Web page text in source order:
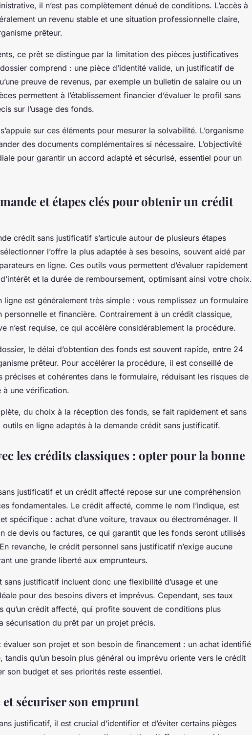
il n’est pas complètement dénué de conditions. L’accès à
un revenu stable et une situation professionnelle claire,
prêteur.
ce prêt se distingue par la limitation des pièces justificatives
comprend : une pièce d’identité valide, un justificatif de
preuve de revenus, par exemple un bulletin de salaire ou un
permettent à l’établissement financier d’évaluer le profil sans
sur l’usage des fonds.
sur ces éléments pour mesurer la solvabilité. L’organisme
des documents complémentaires si nécessaire. L’objectivité
pour garantir un accord adapté et sécurisé, essentiel pour un
et étapes clés pour obtenir un crédit
crédit sans justificatif s’articule autour de plusieurs étapes
l’offre la plus adaptée à ses besoins, souvent aidé par
en ligne. Ces outils vous permettent d’évaluer rapidement
et la durée de remboursement, optimisant ainsi votre choix.
ligne est généralement très simple : vous remplissez un formulaire
et financière. Contrairement à un crédit classique,
n’est requise, ce qui accélère considérablement la procédure.
le délai d’obtention des fonds est souvent rapide, entre 24
prêteur. Pour accélérer la procédure, il est conseillé de
et cohérentes dans le formulaire, réduisant les risques de
à une vérification.
du choix à la réception des fonds, se fait rapidement et sans
en ligne adaptés à la demande crédit sans justificatif.
les crédits classiques : opter pour la bonne
justificatif et un crédit affecté repose sur une compréhension
fondamentales. Le crédit affecté, comme le nom l’indique, est
spécifique : achat d’une voiture, travaux ou électroménager. Il
de devis ou factures, ce qui garantit que les fonds seront utilisés
revanche, le crédit personnel sans justificatif n’exige aucune
une grande liberté aux emprunteurs.
sans justificatif incluent donc une flexibilité d’usage et une
pour des besoins divers et imprévus. Cependant, ses taux
qu’un crédit affecté, qui profite souvent de conditions plus
sécurisation du prêt par un projet précis.
son projet et son besoin de financement : un achat identifié
tandis qu’un besoin plus général ou imprévu oriente vers le crédit
son budget et ses priorités reste essentiel.
et sécuriser son emprunt
justificatif, il est crucial d’identifier et d’éviter certains pièges